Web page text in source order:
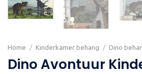
Home / Kinderkamer behang / Dino
Dino Avontuur